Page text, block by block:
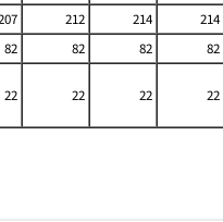
212 214 214
82 82 82 82
22 22 22 22